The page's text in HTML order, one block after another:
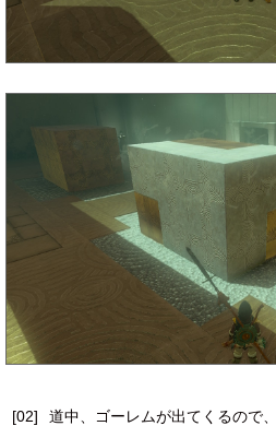
[02]
道中、ゴーレムが出てくるので